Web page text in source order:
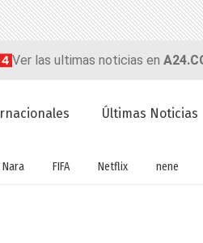
Ver las ultimas noticias en
Últimas Noticias
Nara FIFA Netflix nene